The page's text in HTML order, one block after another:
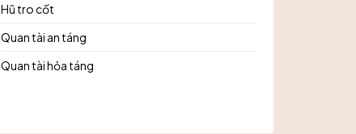
Hũ tro cốt
Quan tài an táng
Quan tài hỏa táng